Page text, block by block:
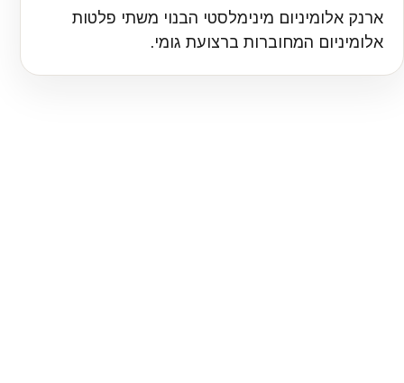
ארנק אלומיניום מינימלסטי הבנוי משתי פלטות
אלומיניום המחוברות ברצועת גומי.